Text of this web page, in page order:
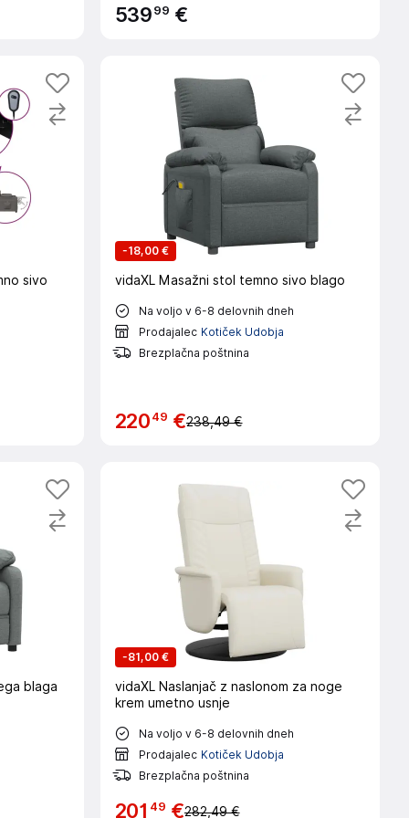
53999 €
sivo
-18,00 €
vidaXL Masažni stol temno sivo blago
Na voljo v 6-8 delovnih dneh
Prodajalec Kotiček Udobja
Brezplačna poštnina
22049 €238,49 €
blaga
-81,00 €
vidaXL Naslanjač z naslonom za noge
krem umetno usnje
Na voljo v 6-8 delovnih dneh
Prodajalec Kotiček Udobja
Brezplačna poštnina
201 49 €282,49 €